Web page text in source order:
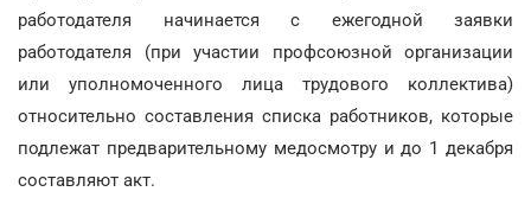
работодателя начинается с ежегодной заявки
работодателя (при участии профсоюзной организации
или уполномоченного лица трудового коллектива)
относительно составления списка работников, которые
подлежат предварительному медосмотру и до 1 декабря
составляют акт.